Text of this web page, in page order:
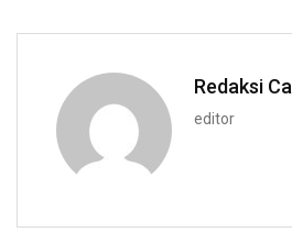
Redaksi
editor